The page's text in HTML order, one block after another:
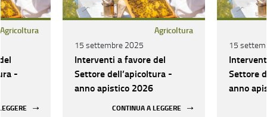
Agricoltura
-
Agricoltura
15 settembre 2025
Interventi a favore del
Settore dell’apicoltura -
anno apistico 2026
CONTINUA A LEGGERE
15
Settore
anno